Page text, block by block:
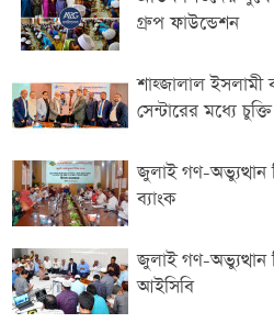
গ্রুপ ফাউন্ডেশন
শাহ্জালাল ইসলামী
সেন্টারের মধ্যে
জুলাই গণ-অভ্যুত্থান
ব্যাংক
জুলাই গণ-অভ্যুত্থান
আইসিবি